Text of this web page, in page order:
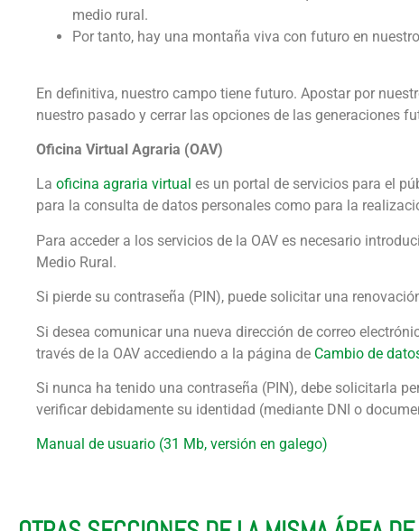
medio rural.
Por tanto, hay una montaña viva con futuro en
En definitiva, nuestro campo tiene futuro. Apostar por
nuestro pasado y cerrar las opciones de las generaciones
Oficina Virtual Agraria (OAV)
La oficina agraria virtual es un portal de servicios para el
para la consulta de datos personales como para la
Para acceder a los servicios de la OAV es necesario
Medio Rural.
Si pierde su contraseña (PIN), puede solicitar una
Si desea comunicar una nueva dirección de correo
través de la OAV accediendo a la página de Cambio de
Si nunca ha tenido una contraseña (PIN), debe solicitarla
verificar debidamente su identidad (mediante DNI o
Manual de usuario (31 Mb, versión en galego)